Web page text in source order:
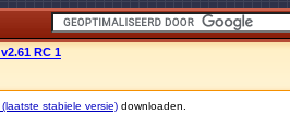
RC 1
stabiele versie) downloaden.